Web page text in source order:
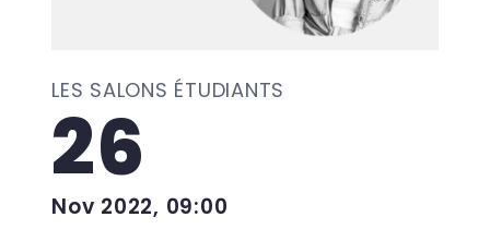
LES SALONS ÉTUDIANTS
26
Nov 2022, 09:00